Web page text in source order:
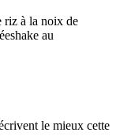
riz à la noix de
shake au
le mieux cette